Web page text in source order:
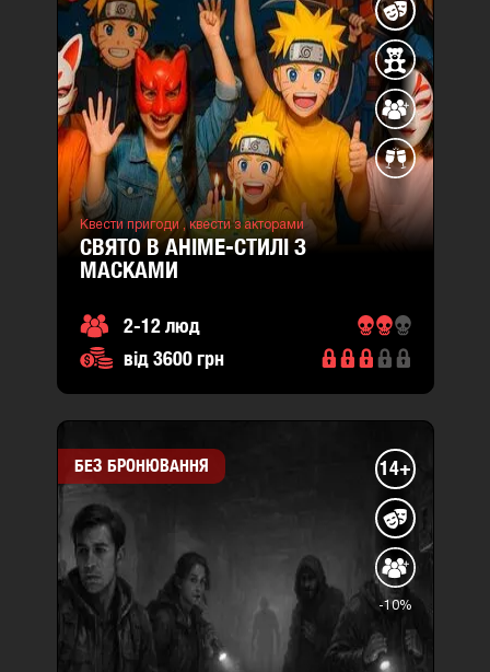
Квести пригоди ,квести з акторами
СВЯТО В АНІМE-СТИЛІ З
МАСКАМИ
2-12 люд
від 3600 грн
БЕЗ БРОНЮВАННЯ 14+
-10%